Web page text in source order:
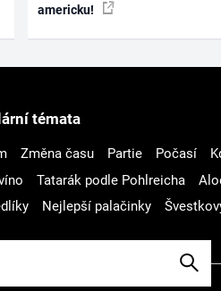
americku!
témata
Změna času Partie Počasí
Tatarák podle Pohlreicha
Nejlepší palačinky